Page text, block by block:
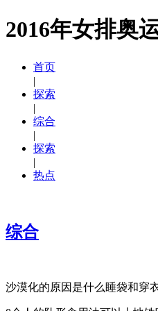
2016年女排奥
首页
|
探索
|
综合
|
探索
|
热点
综合
沙漠化的原因是什么睡袋和穿